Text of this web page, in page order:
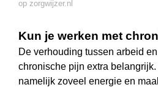
op zorgwijzer.nl
Kun je werken met
De verhouding tussen arbeid
chronische pijn extra
namelijk zoveel energie en